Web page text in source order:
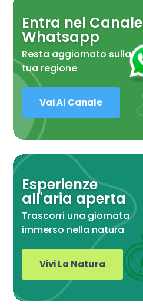
Entra nel Canale
Whatsapp
Resta aggiornato sulla
tua regione
Vai Al Canale
Esperienze
all'aria aperta
Trascorri una giornata
immerso nella natura
Vivi La Natura